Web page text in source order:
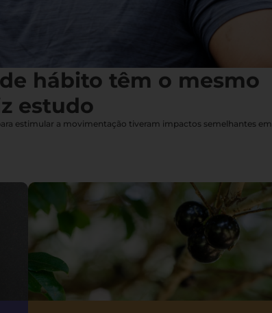
hábito têm o mesmo
estudo
estimular a movimentação tiveram impactos semelhantes em